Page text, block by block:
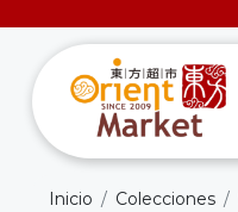
Inicio Colecciones